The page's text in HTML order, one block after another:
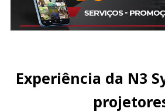
Experiência da N3